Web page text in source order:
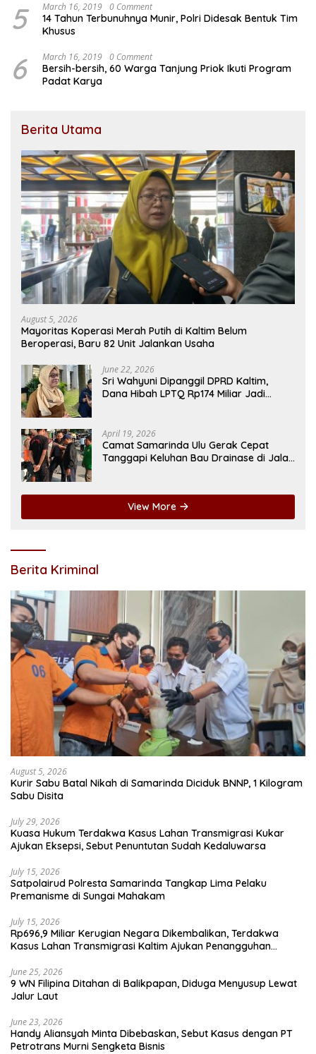
5 March 16, 2019 0 Comment
14 Tahun Terbunuhnya Munir, Polri Didesak Bentuk Tim
Khusus
6 March 16, 2019 0 Comment
Bersih-bersih, 60 Warga Tanjung Priok Ikuti Program
Padat Karya
Berita Utama
August 5, 2026
Mayoritas Koperasi Merah Putih di Kaltim Belum
Beroperasi, Baru 82 Unit Jalankan Usaha
June 22, 2026
Sri Wahyuni Dipanggil DPRD Kaltim,
Dana Hibah LPTQ Rp174 Miliar Jadi
April 19, 2026
Camat Samarinda Ulu Gerak Cepat
Tanggapi Keluhan Bau Drainase di Jalan
View More
Berita Kriminal
August 5, 2026
Kurir Sabu Batal Nikah di Samarinda Diciduk BNNP, 1 Kilogram
Sabu Disita
July 29, 2026
Kuasa Hukum Terdakwa Kasus Lahan Transmigrasi Kukar
Ajukan Eksepsi, Sebut Penuntutan Sudah Kedaluwarsa
July 15, 2026
Satpolairud Polresta Samarinda Tangkap Lima Pelaku
Premanisme di Sungai Mahakam
July 15, 2026
Rp696,9 Miliar Kerugian Negara Dikembalikan, Terdakwa
Kasus Lahan Transmigrasi Kaltim Ajukan Penangguhan
June 25, 2026
9 WN Filipina Ditahan di Balikpapan, Diduga Menyusup Lewat
Jalur Laut
June 23, 2026
Handy Aliansyah Minta Dibebaskan, Sebut Kasus dengan PT
Petrotrans Murni Sengketa Bisnis